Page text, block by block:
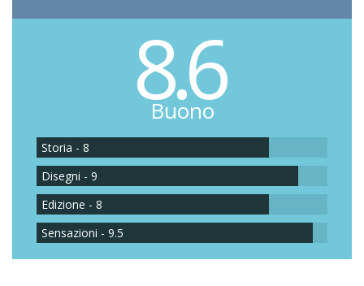
8.6
Buono
Storia - 8
Disegni - 9
Edizione - 8
Sensazioni - 9.5